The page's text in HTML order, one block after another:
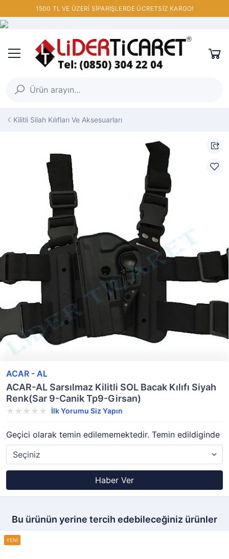
1500 TL VE ÜZERİ SİPARİŞLERDE ÜCRETSİZ KARGO!
Kilitli Silah Kılıfları Ve Aksesuarları
ACAR - AL
ACAR-AL Sarsılmaz Kilitli SOL Bacak Kılıfı Siyah
Renk(Sar 9-Canik Tp9-Girsan)
İlk Yorumu Siz Yapın
Geçici olarak temin edilememektedir. Temin edildiginde
Haber Ver
Bu ürünün yerine tercih edebileceğiniz ürünler